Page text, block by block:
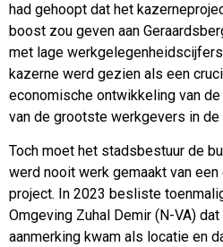
had gehoopt dat het
boost zou geven aan
met lage
kazerne werd gezien als een
economische ontwikkeling van
van de grootste werkgevers in de
Toch moet het stadsbestuur de
werd nooit werk gemaakt van
project. In 2023 besliste
Omgeving Zuhal Demir (N-VA)
aanmerking kwam als locatie en